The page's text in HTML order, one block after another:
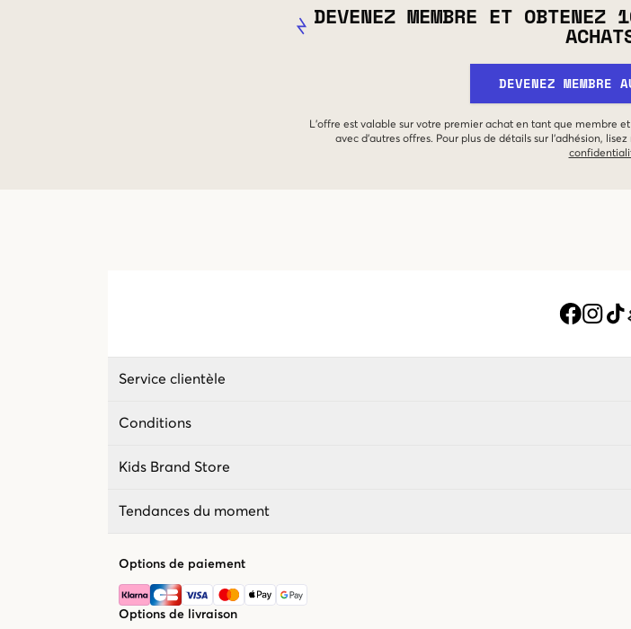
DEVENEZ MEMBRE ET
DEVENEZ MEMBRE
L'offre est valable sur votre premier achat en tant que membre
avec d'autres offres. Pour plus de détails sur l'adhésion, lisez
Service clientèle
Conditions
Kids Brand Store
Tendances du moment
Options de paiement
Options de livraison